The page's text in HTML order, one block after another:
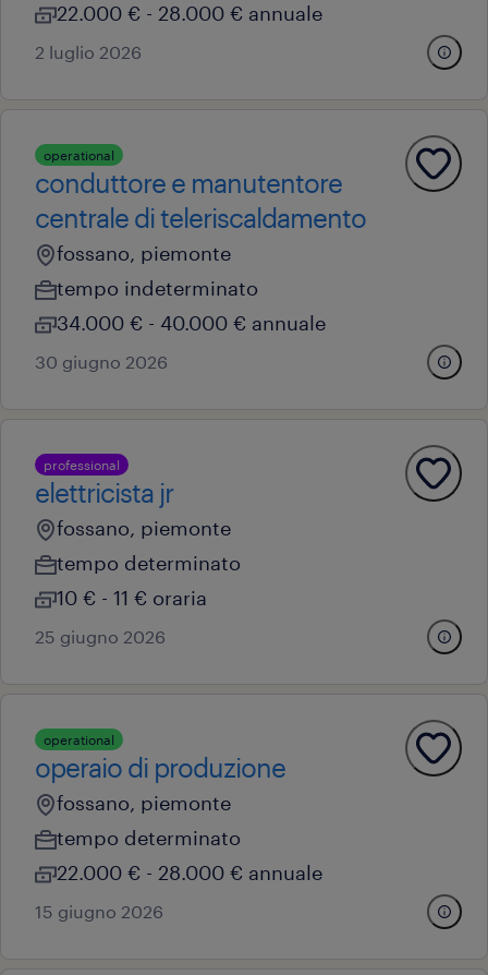
22.000 € - 28.000 € annuale
2 luglio 2026
operational
conduttore e manutentore
centrale di teleriscaldamento
fossano, piemonte
tempo indeterminato
34.000 € - 40.000 € annuale
30 giugno 2026
professional
elettricista jr
fossano, piemonte
tempo determinato
10 € - 11 € oraria
25 giugno 2026
operational
operaio di produzione
fossano, piemonte
tempo determinato
22.000 € - 28.000 € annuale
15 giugno 2026